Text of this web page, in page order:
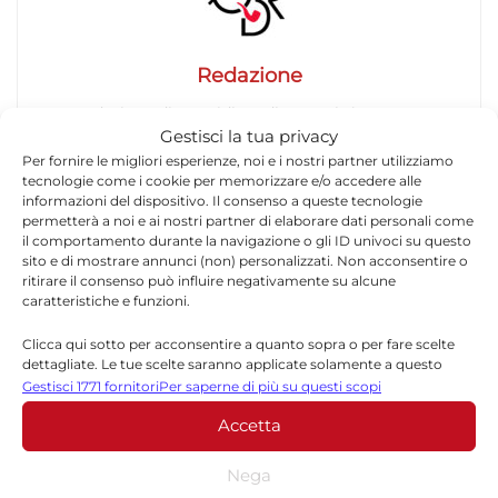
Gestisci la tua privacy
Per fornire le migliori esperienze, noi e i nostri partner utilizziamo
tecnologie come i cookie per memorizzare e/o accedere alle
informazioni del dispositivo. Il consenso a queste tecnologie
permetterà a noi e ai nostri partner di elaborare dati personali come
il comportamento durante la navigazione o gli ID univoci su questo
sito e di mostrare annunci (non) personalizzati. Non acconsentire o
ritirare il consenso può influire negativamente su alcune
caratteristiche e funzioni.
Clicca qui sotto per acconsentire a quanto sopra o per fare scelte
dettagliate. Le tue scelte saranno applicate solamente a questo
sito. È possibile modificare le impostazioni in qualsiasi momento,
compreso il ritiro del consenso, utilizzando i pulsanti della Cookie
Policy o cliccando sul pulsante di gestione del consenso nella parte
inferiore dello schermo.
Gestisci 1771 fornitoriPer saperne di più su questi scopi
Accetta
Nega
Redazione
La redazione di Quotidianodiragusa.it è composta
da giornalisti, collaboratori e professionisti
dell’informazione che ogni giorno lavorano per
offrire notizie, approfondimenti e contenuti
accurati dedicati alla Sicilia, all’attualità, alla
politica, alla cronaca, alla cultura e allo sport. Un
team dinamico e indipendente che garantisce
qualità, tempestività e affidabilità.
Lascia un commento